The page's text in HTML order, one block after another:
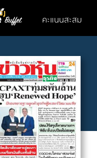
คะแนนสะสม